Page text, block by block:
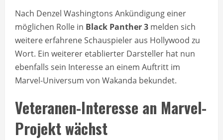
Nach Denzel Washingtons Ankündigung einer
möglichen Rolle in Black Panther 3 melden sich
weitere erfahrene Schauspieler aus Hollywood zu
Wort. Ein weiterer etablierter Darsteller hat nun
ebenfalls sein Interesse an einem Auftritt im
Marvel-Universum von Wakanda bekundet.
Veteranen-Interesse an Marvel-
Projekt wächst